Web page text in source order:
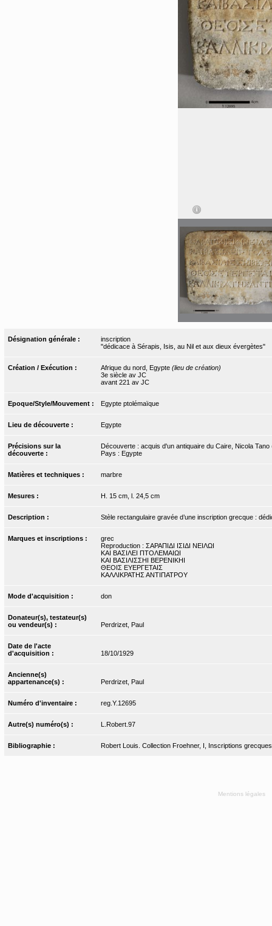
Désignation générale :
inscription
"dédicace à Sérapis, Isis, au Nil et aux dieux évergètes"
Création / Exécution : Afrique du nord, Egypte (lieu de création)
3e siècle av JC
avant 221 av JC
Epoque/Style/Mouvement : Egypte ptolémaïque
Lieu de découverte : Egypte
Précisions sur la
découverte :
Découverte : acquis d'un antiquaire du Caire, Nicola Tano
Pays : Egypte
Matières et techniques : marbre
Mesures : H. 15 cm, l. 24,5 cm
Description : Stèle rectangulaire gravée d’une inscription grecque :
Marques et inscriptions :
grec
Reproduction : ΣΑΡΑΠΙΔΙ ΙΣΙΔΙ ΝΕΙΛΩΙ
ΚΑΙ ΒΑΣΙΛΕΙ ΠΤΟΛΕΜΑΙΩΙ
ΚΑΙ ΒΑΣΙΛΙΣΣΗΙ ΒΕΡΕΝΙΚΗΙ
ΘΕΟΙΣ ΕΥΕΡΓΕΤΑΙΣ
ΚΑΛΛΙΚΡΑΤΗΣ ΑΝΤΙΠΑΤΡΟΥ
Mode d'acquisition : don
Donateur(s), testateur(s)
ou vendeur(s) :
Perdrizet, Paul
Date de l'acte
d'acquisition :
18/10/1929
Ancienne(s)
appartenance(s) :
Perdrizet, Paul
Numéro d'inventaire : reg.Y.12695
Autre(s) numéro(s) : L.Robert.97
Bibliographie : Robert Louis. Collection Froehner, I, Inscriptions
Mentions légales